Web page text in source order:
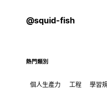
@squid-fish
熱門類別
個人生產力 工程 學習